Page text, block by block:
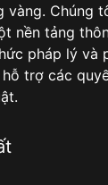
vàng. Chúng
nền tảng
pháp lý và
trợ các